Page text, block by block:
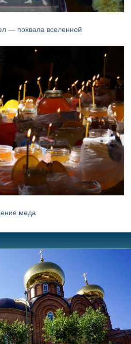
— похвала вселенной
меда